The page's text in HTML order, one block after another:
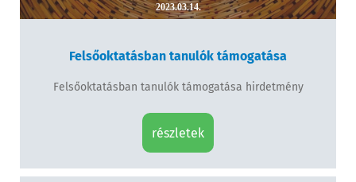
2023.03.14.
Felsőoktatásban tanulók támogatása
Felsőoktatásban tanulók támogatása hirdetmény
részletek